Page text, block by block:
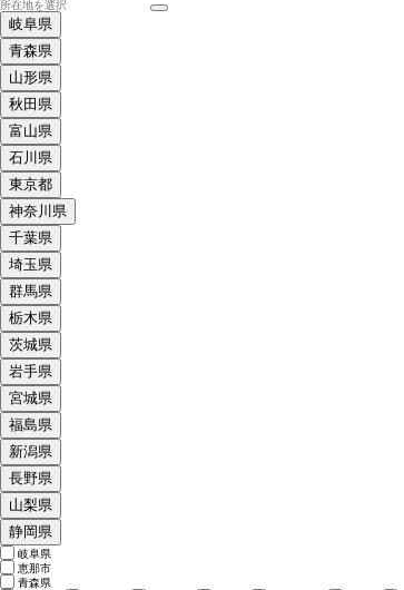
岐阜県
青森県
山形県
秋田県
富山県
石川県
東京都
神奈川県
千葉県
埼玉県
群馬県
栃木県
茨城県
岩手県
宮城県
福島県
新潟県
長野県
山梨県
静岡県
岐阜県
恵那市
青森県